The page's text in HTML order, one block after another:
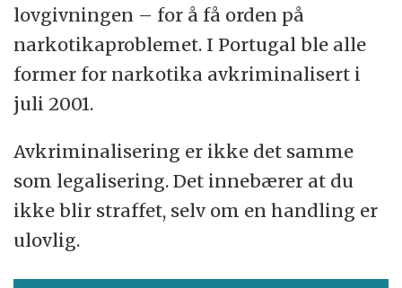
lovgivningen – for å få orden på
narkotikaproblemet. I Portugal ble alle
former for narkotika avkriminalisert i
juli 2001.
Avkriminalisering er ikke det samme
som legalisering. Det innebærer at du
ikke blir straffet, selv om en handling er
ulovlig.